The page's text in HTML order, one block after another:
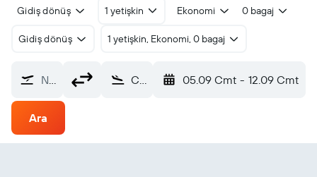
Gidiş dönüş 1 yetişkin Ekonomi 0 bagaj
Gidiş dönüş 1 yetişkin, Ekonomi, 0 bagaj
Nereden? Cusco Velazco Astete (CUZ) 05.09 Cmt - 12.09 Cmt
Ara